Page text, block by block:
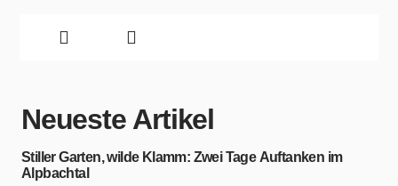
Neueste Artikel
Stiller Garten, wilde Klamm: Zwei Tage Auftanken im
Alpbachtal